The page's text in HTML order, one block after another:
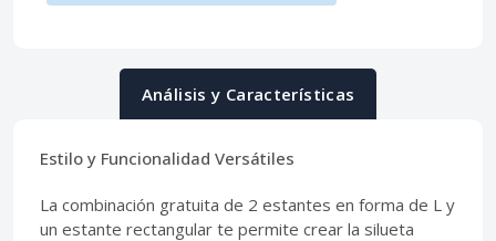
Análisis y Características
Estilo y Funcionalidad Versátiles
La combinación gratuita de 2 estantes en forma de L y
un estante rectangular te permite crear la silueta